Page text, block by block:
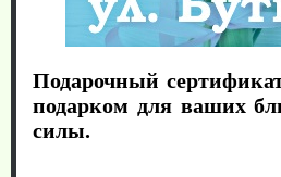
Подарочный
подарком для ваших
силы.